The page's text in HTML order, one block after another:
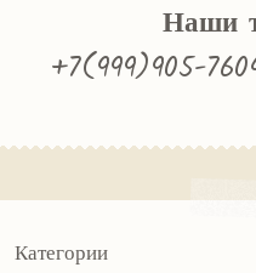
Наши
+7(999)905-
Категории